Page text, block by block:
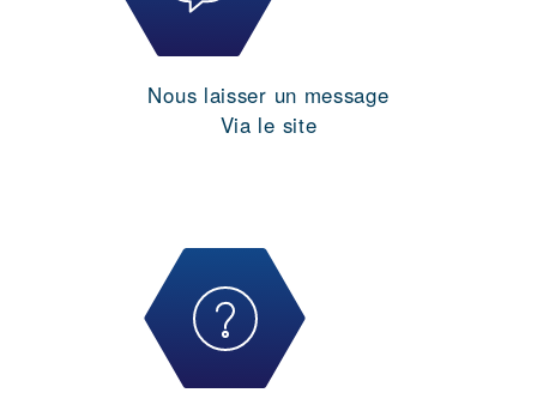
Nous laisser un message
Via le site